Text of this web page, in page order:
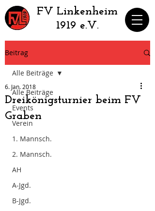
​FV Linkenheim
1919 e.V.
Beitrag
Alle Beiträge
Events
Verein
1. Mannsch.
2. Mannsch.
AH
A-Jgd.
B-Jgd.
Alle Beiträge
Dreikönigsturnier beim FV
Graben
6. Jan. 2018